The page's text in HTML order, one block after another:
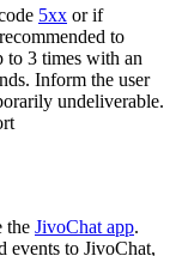
5xx or if
to
to 3 times with an
Inform the user
undeliverable.
the JivoChat app.
events to JivoChat,